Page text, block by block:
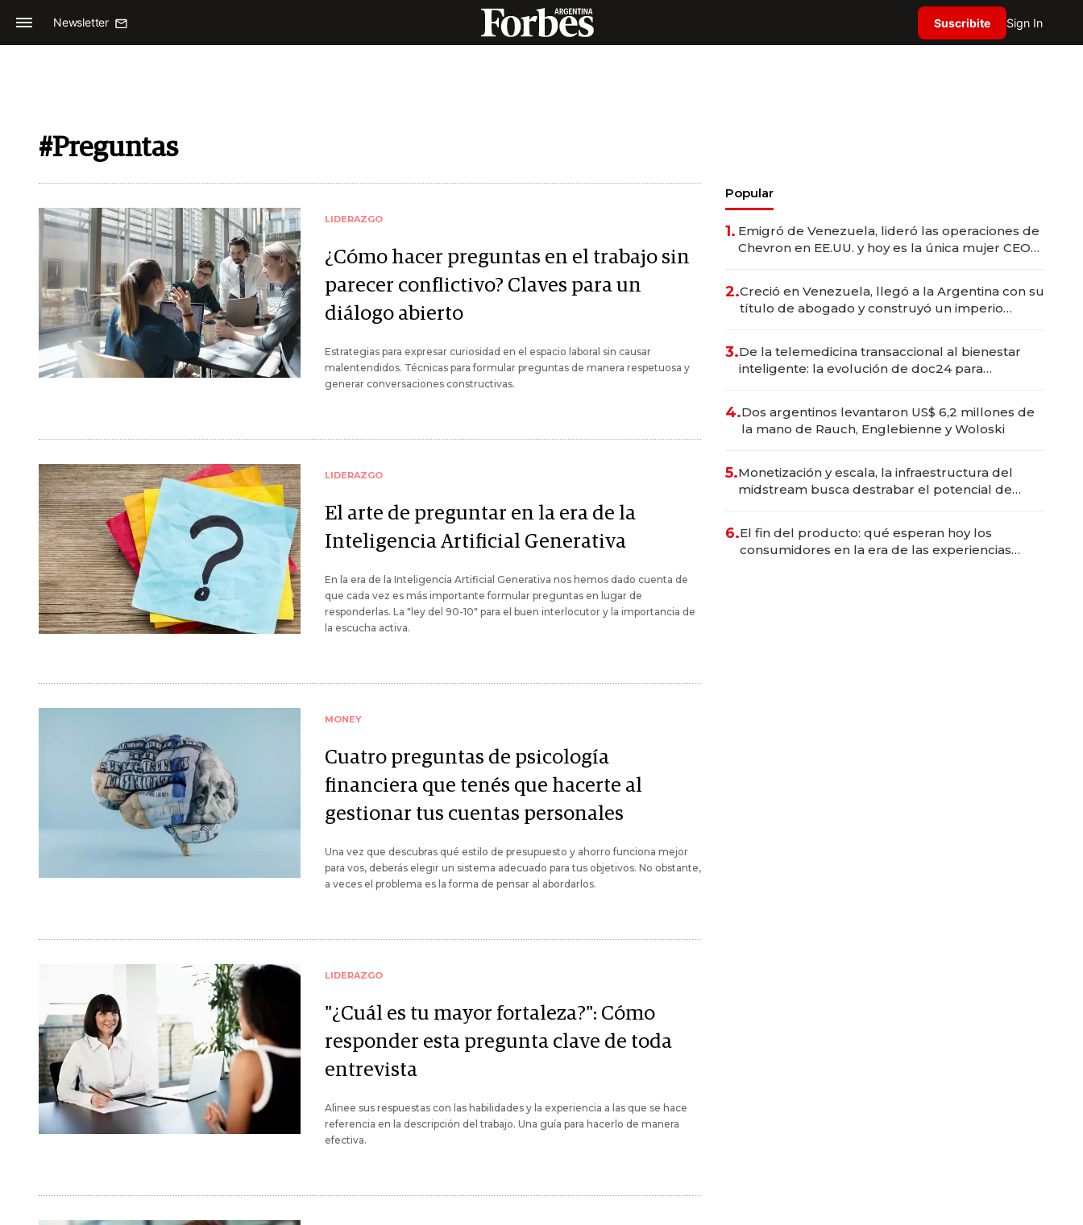
Newsletter Suscribite Sign In
#Preguntas
LIDERAZGO
¿Cómo hacer preguntas en el trabajo sin
parecer conflictivo? Claves para un
diálogo abierto
Estrategias para expresar curiosidad en el espacio laboral sin causar
malentendidos. Técnicas para formular preguntas de manera respetuosa y
generar conversaciones constructivas.
LIDERAZGO
El arte de preguntar en la era de la
Inteligencia Artificial Generativa
En la era de la Inteligencia Artificial Generativa nos hemos dado cuenta de
que cada vez es más importante formular preguntas en lugar de
responderlas. La "ley del 90-10" para el buen interlocutor y la importancia de
la escucha activa.
MONEY
Cuatro preguntas de psicología
financiera que tenés que hacerte al
gestionar tus cuentas personales
Una vez que descubras qué estilo de presupuesto y ahorro funciona mejor
para vos, deberás elegir un sistema adecuado para tus objetivos. No obstante,
a veces el problema es la forma de pensar al abordarlos.
LIDERAZGO
"¿Cuál es tu mayor fortaleza?": Cómo
responder esta pregunta clave de toda
entrevista
Alinee sus respuestas con las habilidades y la experiencia a las que se hace
referencia en la descripción del trabajo. Una guía para hacerlo de manera
efectiva.
Popular
1. Emigró de Venezuela, lideró las operaciones de
Chevron en EE.UU. y hoy es la única mujer CEO
2.Creció en Venezuela, llegó a la Argentina con su
título de abogado y construyó un imperio
3.De la telemedicina transaccional al bienestar
inteligente: la evolución de doc24 para
4.Dos argentinos levantaron US$ 6,2 millones de
la mano de Rauch, Englebienne y Woloski
5.Monetización y escala, la infraestructura del
midstream busca destrabar el potencial de
6.El fin del producto: qué esperan hoy los
consumidores en la era de las experiencias